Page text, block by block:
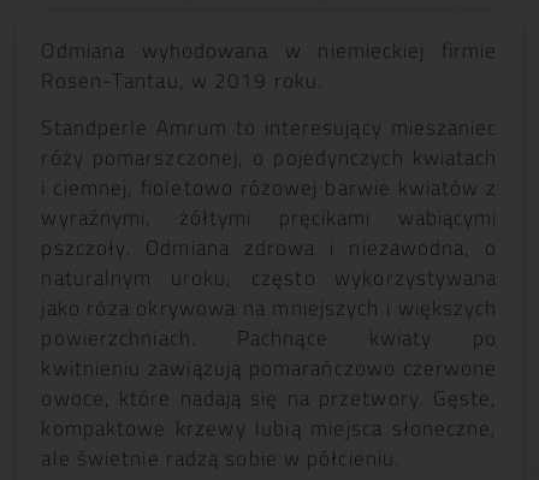
Odmiana wyhodowana w niemieckiej firmie
Rosen-Tantau, w 2019 roku.
Standperle Amrum to interesujący mieszaniec
róży pomarszczonej, o pojedynczych kwiatach
i ciemnej, fioletowo różowej barwie kwiatów z
wyraźnymi, żółtymi pręcikami wabiącymi
pszczoły. Odmiana zdrowa i niezawodna, o
naturalnym uroku, często wykorzystywana
jako róża okrywowa na mniejszych i większych
powierzchniach. Pachnące kwiaty po
kwitnieniu zawiązują pomarańczowo czerwone
owoce, które nadają się na przetwory. Gęste,
kompaktowe krzewy lubią miejsca słoneczne,
ale świetnie radzą sobie w półcieniu.